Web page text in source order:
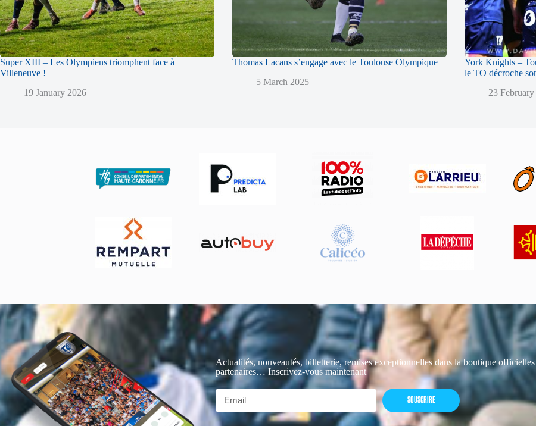
Super XIII – Les Olympiens triomphent face à
Villeneuve !
19 January 2026
Thomas Lacans s’engage avec le Toulouse Olympique
5 March 2025
York Knights –
le TO décroche
23
Actualités, nouveautés, billetterie, remises exceptionnelles dans la boutique
partenaires… Inscrivez-vous maintenant
SOUSCRIRE